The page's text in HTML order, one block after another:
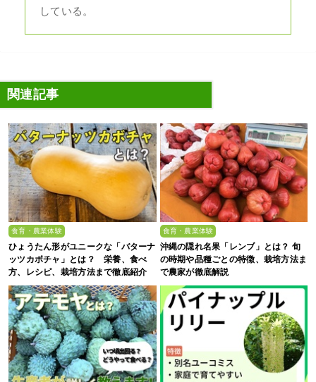
している。
関連記事
食育・農業体験
ひょうたん形がユニークな「バターナ
ッツカボチャ」とは？ 栄養、食べ
方、レシピ、栽培方法まで徹底紹介
食育・農業体験
沖縄の隠れ名果「レンブ」とは？ 旬
の時期や品種ごとの特徴、栽培方法ま
で農家が徹底解説